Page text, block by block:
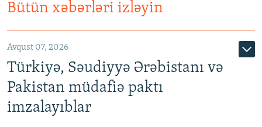
Bütün xəbərləri izləyin
Avqust 07, 2026
Türkiyə, Səudiyyə Ərəbistanı və
Pakistan müdafiə paktı
imzalayıblar